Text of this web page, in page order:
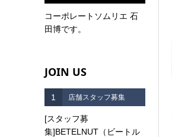
コーポレートソムリエ 石
田博です。
JOIN US
1 店舗スタッフ募集
[スタッフ募
集]BETELNUT（ビートル